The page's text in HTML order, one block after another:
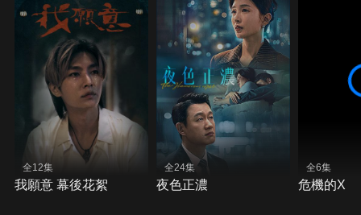
全12集
我願意 幕後花絮
全24集
夜色正濃
全6集
危機的X